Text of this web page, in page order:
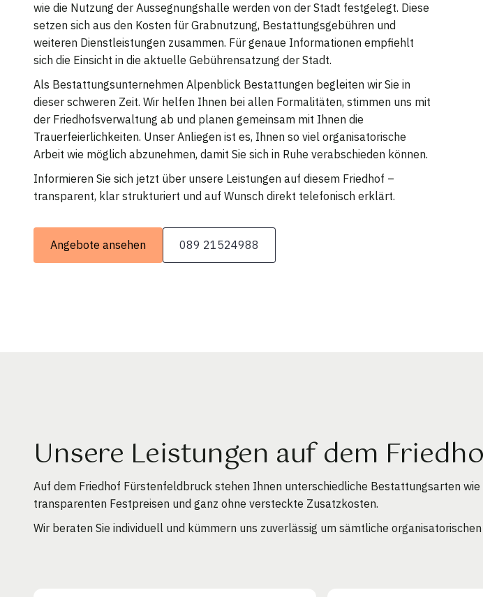
wie die Nutzung der Aussegnungshalle werden von der Stadt festgelegt. Diese
setzen sich aus den Kosten für Grabnutzung, Bestattungsgebühren und
weiteren Dienstleistungen zusammen. Für genaue Informationen empfiehlt
sich die Einsicht in die aktuelle Gebührensatzung der Stadt.
Als Bestattungsunternehmen Alpenblick Bestattungen begleiten wir Sie in
dieser schweren Zeit. Wir helfen Ihnen bei allen Formalitäten, stimmen uns mit
der Friedhofsverwaltung ab und planen gemeinsam mit Ihnen die
Trauerfeierlichkeiten. Unser Anliegen ist es, Ihnen so viel organisatorische
Arbeit wie möglich abzunehmen, damit Sie sich in Ruhe verabschieden können.
Informieren Sie sich jetzt über unsere Leistungen auf diesem Friedhof –
transparent, klar strukturiert und auf Wunsch direkt telefonisch erklärt.
Angebote ansehen 089 21524988
Unsere Leistungen auf dem
Auf dem Friedhof Fürstenfeldbruck stehen Ihnen unterschiedliche Bestattungsarten
transparenten Festpreisen und ganz ohne versteckte Zusatzkosten.
Wir beraten Sie individuell und kümmern uns zuverlässig um sämtliche